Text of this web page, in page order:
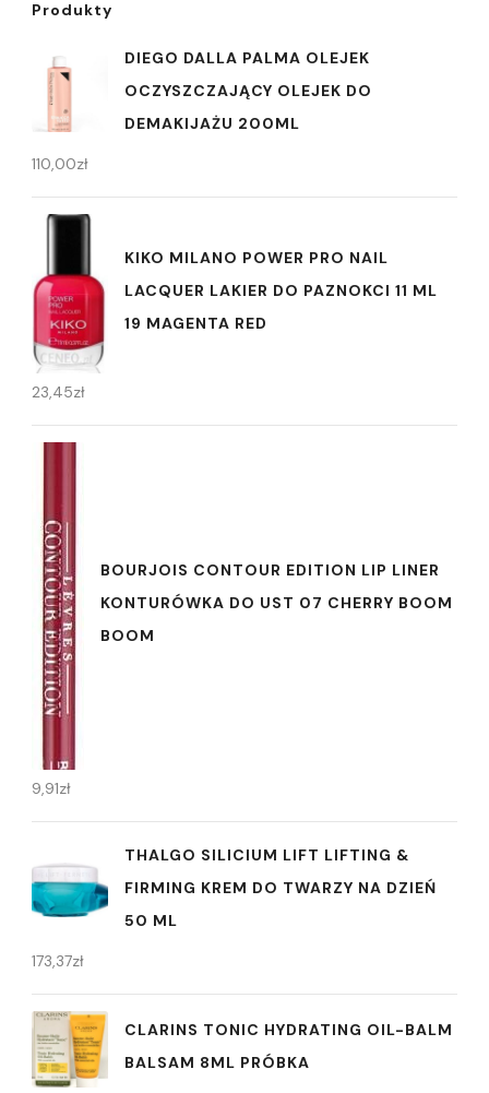
Produkty
DIEGO DALLA PALMA OLEJEK
OCZYSZCZAJĄCY OLEJEK DO
DEMAKIJAŻU 200ML
110,00zł
KIKO MILANO POWER PRO NAIL
LACQUER LAKIER DO PAZNOKCI 11 ML
19 MAGENTA RED
23,45zł
BOURJOIS CONTOUR EDITION LIP LINER
KONTURÓWKA DO UST 07 CHERRY BOOM
BOOM
9,91zł
THALGO SILICIUM LIFT LIFTING &
FIRMING KREM DO TWARZY NA DZIEŃ
50 ML
173,37zł
CLARINS TONIC HYDRATING OIL-BALM
BALSAM 8ML PRÓBKA